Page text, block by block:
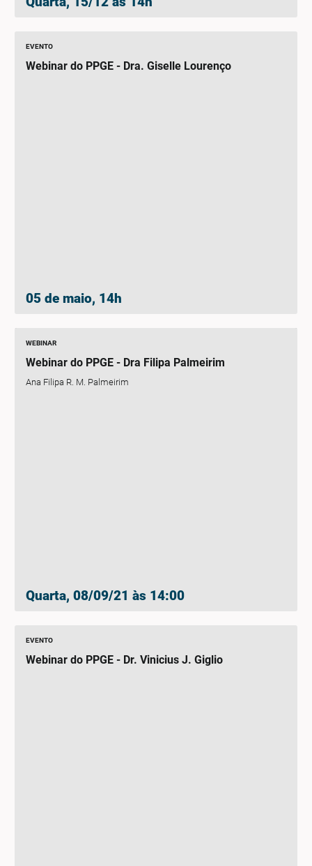
EVENTO
Webinar do PPGE - Dra. Giselle Lourenço
05 de maio, 14h
WEBINAR
Webinar do PPGE - Dra Filipa Palmeirim
Ana Filipa R. M. Palmeirim
Quarta, 08/09/21 às 14:00
EVENTO
Webinar do PPGE - Dr. Vinicius J. Giglio